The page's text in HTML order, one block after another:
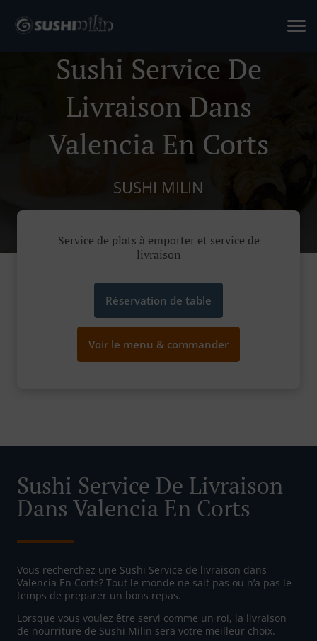
Sushi Service De
Livraison Dans
Valencia En Corts
SUSHI MILIN
Service de plats à emporter et service de
livraison
Réservation de table
Voir le menu & commander
Sushi Service De Livraison
Dans Valencia En Corts
Vous recherchez une Sushi Service de livraison dans
Valencia En Corts? Tout le monde ne sait pas ou n’a pas le
temps de preparer un bons repas.
Lorsque vous voulez être servi comme un roi, la livraison
de nourriture de Sushi Milin sera votre meilleur choix.